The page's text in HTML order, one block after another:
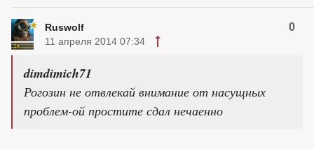
Ruswolf 0
11 апреля 2014 07:34
dimdimich71
Рогозин не отвлекай внимание от насущных
проблем-ой простите сдал нечаенно